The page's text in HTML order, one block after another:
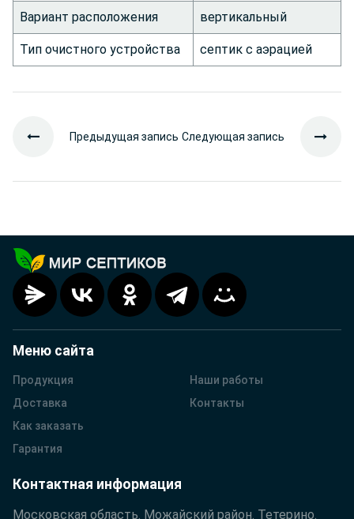
Вариант расположения вертикальный
Тип очистного устройства септик с аэрацией
Предыдущая запись Следующая запись
Меню сайта
Продукция
Доставка
Как заказать
Гарантия
Наши работы
Контакты
Контактная информация
Московская область. Можайский район. Тетерино.